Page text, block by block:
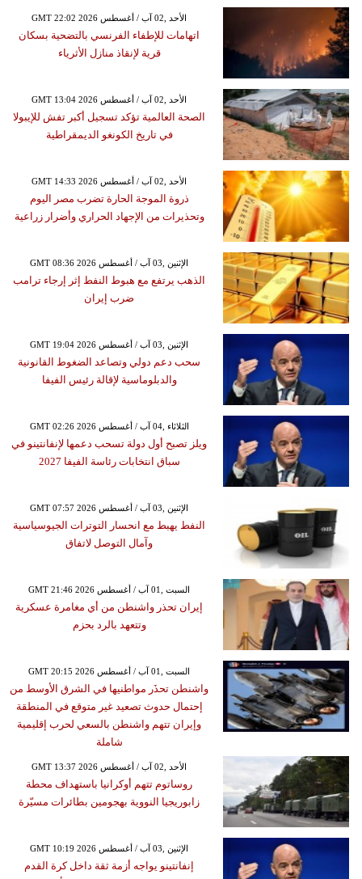
GMT 22:02 2026 الأحد ,02 آب / أغسطس
اتهامات للإطفاء الفرنسي بالتضحية بسكان
قرية لإنقاذ منازل الأثرياء
GMT 13:04 2026 الأحد ,02 آب / أغسطس
الصحة العالمية تؤكد تسجيل أكبر تفش للإيبولا
في تاريخ الكونغو الديمقراطية
GMT 14:33 2026 الأحد ,02 آب / أغسطس
ذروة الموجة الحارة تضرب مصر اليوم
وتحذيرات من الإجهاد الحراري وأضرار زراعية
GMT 08:36 2026 الإثنين ,03 آب / أغسطس
الذهب يرتفع مع هبوط النفط إثر إرجاء ترامب
ضرب إيران
GMT 19:04 2026 الإثنين ,03 آب / أغسطس
سحب دعم دولي وتصاعد الضغوط القانونية
والدبلوماسية لإقالة رئيس الفيفا
GMT 02:26 2026 الثلاثاء ,04 آب / أغسطس
ويلز تصبح أول دولة تسحب دعمها لإنفانتينو في
سباق انتخابات رئاسة الفيفا 2027
GMT 07:57 2026 الإثنين ,03 آب / أغسطس
النفط يهبط مع انحسار التوترات الجيوسياسية
وآمال التوصل لاتفاق
GMT 21:46 2026 السبت ,01 آب / أغسطس
إيران تحذر واشنطن من أي مغامرة عسكرية
وتتعهد بالرد بحزم
GMT 20:15 2026 السبت ,01 آب / أغسطس
واشنطن تحذَر مواطنيها في الشرق الأوسط من
إحتمال حدوث تصعيد غير متوقع في المنطقة
وإيران تتهم واشنطن بالسعي لحرب إقليمية
شاملة
GMT 13:37 2026 الأحد ,02 آب / أغسطس
روساتوم تتهم أوكرانيا باستهداف محطة
زابوريجيا النووية بهجومين بطائرات مسيّرة
GMT 10:19 2026 الإثنين ,03 آب / أغسطس
إنفانتينو يواجه أزمة ثقة داخل كرة القدم